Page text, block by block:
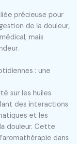
précieuse pour
de la douleur,
mais
: une
sur les huiles
des interactions
et les
douleur. Cette
dans